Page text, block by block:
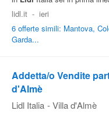
lidl.it - ieri
6 offerte simili: Mantova,
Garda...
Addetta/o Vendite
d'Almè
Lidl Italia - Villa d'Almè